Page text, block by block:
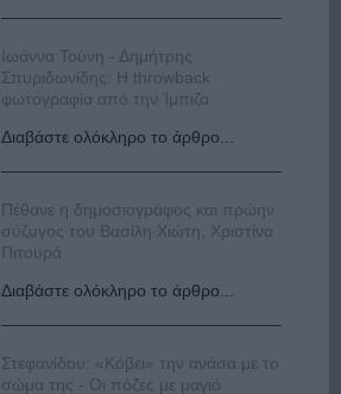
Ιωάννα Τούνη - Δημήτρης
Σπυριδωνίδης: Η throwback
φωτογραφία από την Ίμπιζα
Διαβάστε ολόκληρο το άρθρο...
Πέθανε η δημοσιογράφος και πρώην
σύζυγος του Βασίλη Χιώτη, Χριστίνα
Πιτουρά
Διαβάστε ολόκληρο το άρθρο...
Στεφανίδου: «Κόβει» την ανάσα με το
σώμα της - Οι πόζες με μαγιό